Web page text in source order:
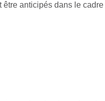
anticipés dans le cadre